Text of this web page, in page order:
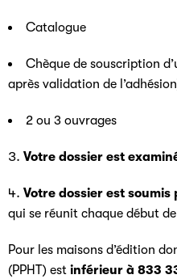
Catalogue
Chèque de souscription
après validation de
2 ou 3 ouvrages
Votre dossier est
Votre dossier est
qui se réunit chaque début
Pour les maisons d’édition
(PPHT) est inférieur à 833